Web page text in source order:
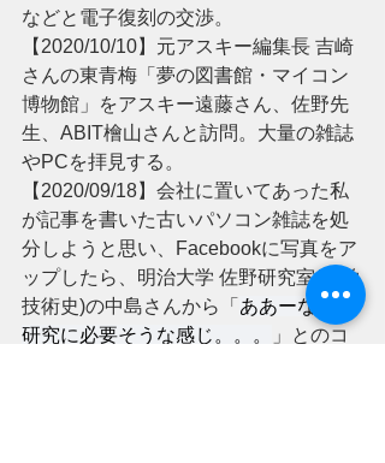
などと電子復刻の交渉。
【2020/10/10】元アスキー編集長 吉崎
さんの東青梅「夢の図書館・マイコン
博物館」をアスキー遠藤さん、佐野先
生、ABIT檜山さんと訪問。大量の雑誌
やPCを拝見する。
【2020/09/18】会社に置いてあった私
が記事を書いた古いパソコン雑誌を処
分しようと思い、Facebookに写真をア
ップしたら、明治大学 佐野研究室(科学
技術史)の中島さんから「 ああーなんか
研究に必要そうな感じ。。。
」とのコ